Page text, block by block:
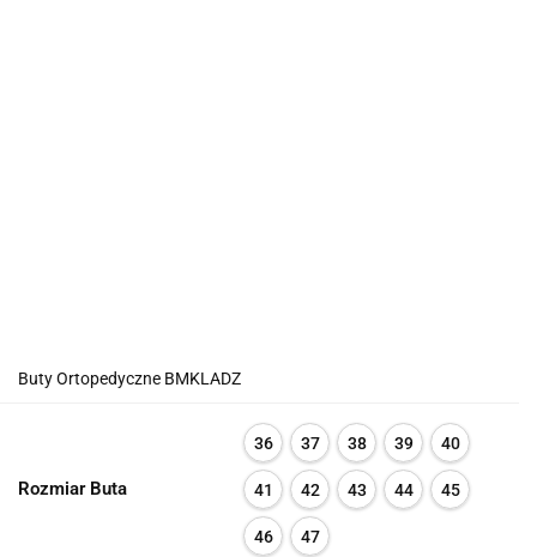
Buty Ortopedyczne BMKLADZ
Rozmiar Buta
36 37 38 39 40
41 42 43 44 45
46 47